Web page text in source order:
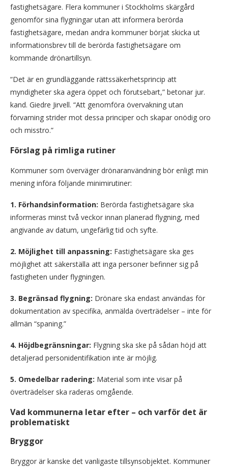
fastighetsägare. Flera kommuner i Stockholms skärgård
genomför sina flygningar utan att informera berörda
fastighetsägare, medan andra kommuner börjat skicka ut
informationsbrev till de berörda fastighetsägare om
kommande drönartillsyn.
“Det är en grundläggande rättssäkerhetsprincip att
myndigheter ska agera öppet och förutsebart,” betonar jur.
kand. Giedre Jirvell. “Att genomföra övervakning utan
förvarning strider mot dessa principer och skapar onödig oro
och misstro.”
Förslag på rimliga rutiner
Kommuner som överväger drönaranvändning bör enligt min
mening införa följande minimirutiner:
1. Förhandsinformation: Berörda fastighetsägare ska
informeras minst två veckor innan planerad flygning, med
angivande av datum, ungefärlig tid och syfte.
2. Möjlighet till anpassning: Fastighetsägare ska ges
möjlighet att säkerställa att inga personer befinner sig på
fastigheten under flygningen.
3. Begränsad flygning: Drönare ska endast användas för
dokumentation av specifika, anmälda överträdelser – inte för
allmän “spaning.”
4. Höjdbegränsningar: Flygning ska ske på sådan höjd att
detaljerad personidentifikation inte är möjlig.
5. Omedelbar radering: Material som inte visar på
överträdelser ska raderas omgående.
Vad kommunerna letar efter – och varför det är
problematiskt
Bryggor
Bryggor är kanske det vanligaste tillsynsobjektet. Kommuner